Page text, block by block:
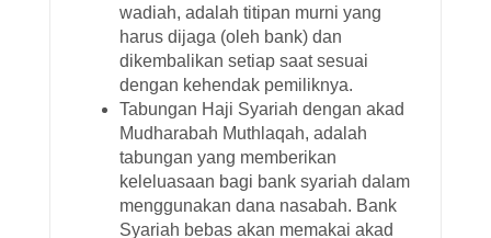
wadiah, adalah titipan murni yang
harus dijaga (oleh bank) dan
dikembalikan setiap saat sesuai
dengan kehendak pemiliknya.
Tabungan Haji Syariah dengan akad
Mudharabah Muthlaqah, adalah
tabungan yang memberikan
keleluasaan bagi bank syariah dalam
menggunakan dana nasabah. Bank
Syariah bebas akan memakai akad